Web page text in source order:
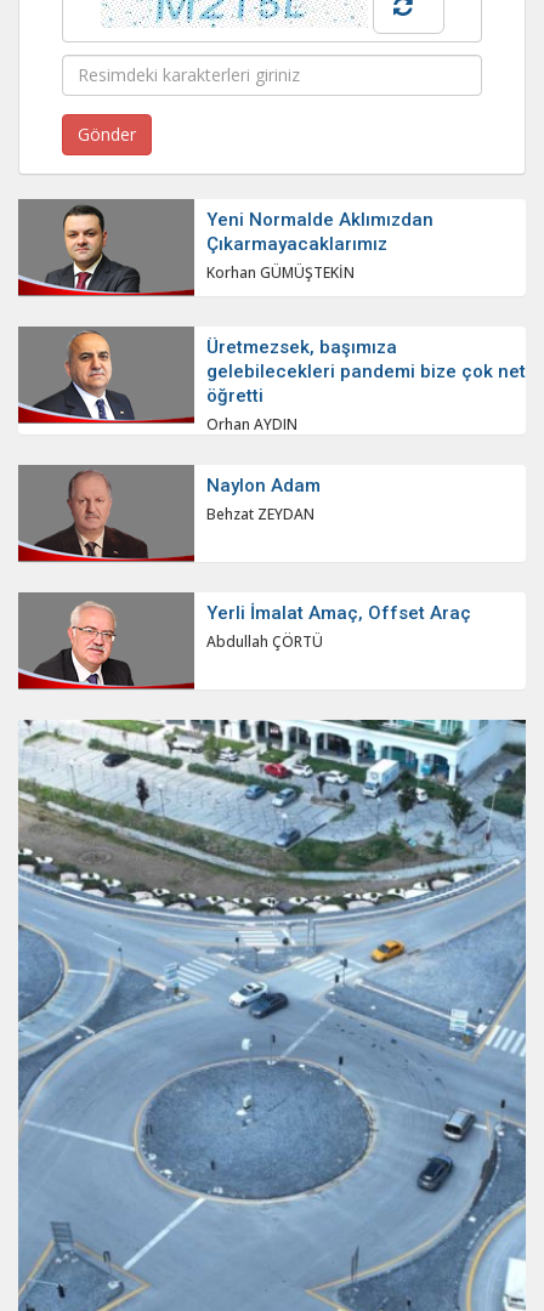
Yeni Normalde Aklımızdan
Çıkarmayacaklarımız
Korhan GÜMÜŞTEKİN
Üretmezsek, başımıza
gelebilecekleri pandemi bize çok net
öğretti
Orhan AYDIN
Naylon Adam
Behzat ZEYDAN
Yerli İmalat Amaç, Offset Araç
Abdullah ÇÖRTÜ